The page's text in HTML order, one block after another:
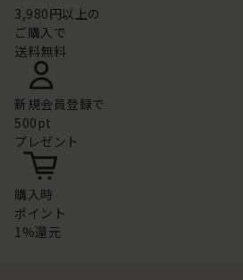
3,980円以上の
ご購入で
送料無料
新規会員登録で
500pt
プレゼント
購入時
ポイント
1%還元